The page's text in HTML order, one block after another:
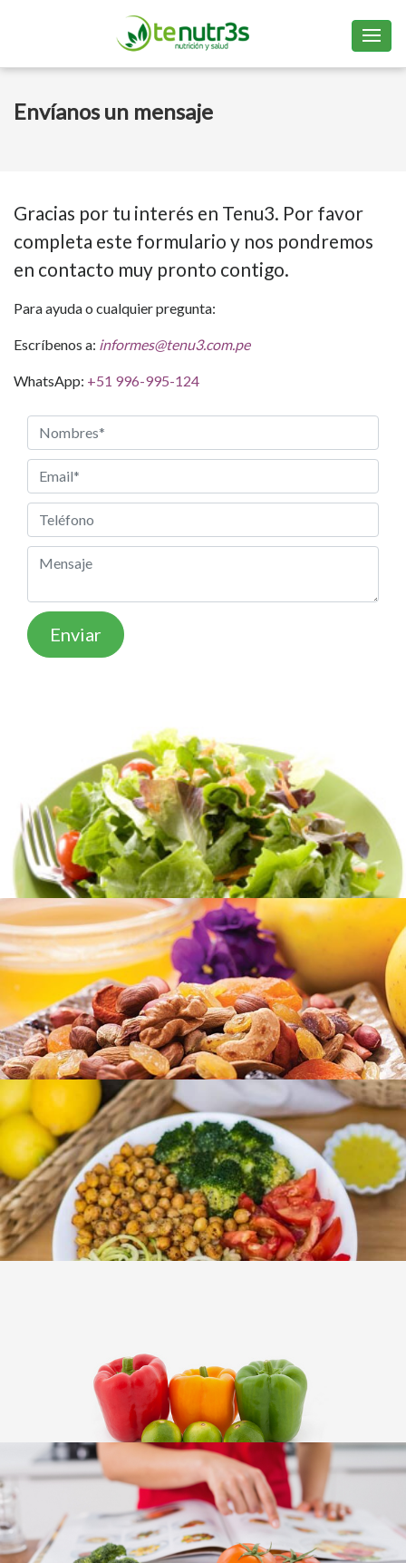
Envíanos un mensaje
Gracias por tu interés en Tenu3. Por favor
completa este formulario y nos pondremos
en contacto muy pronto contigo.
Para ayuda o cualquier pregunta:
Escríbenos a: informes@tenu3.com.pe
WhatsApp: +51 996-995-124
Enviar